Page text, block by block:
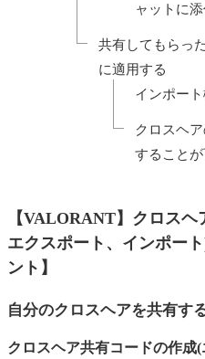
ャットに
共有してもらっ
に適用する
インポー
クロスヘ
すること
【VALORANT】クロスヘ
エクスポート、インポー
ント】
自分のクロスヘアを共有す
クロスヘア共有コードの作成